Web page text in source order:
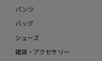
パンツ
バッグ
シューズ
雑貨・アクセサリー